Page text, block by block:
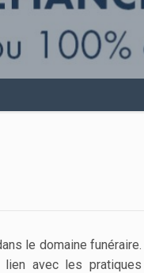
le domaine funéraire.
lien avec les pratiques